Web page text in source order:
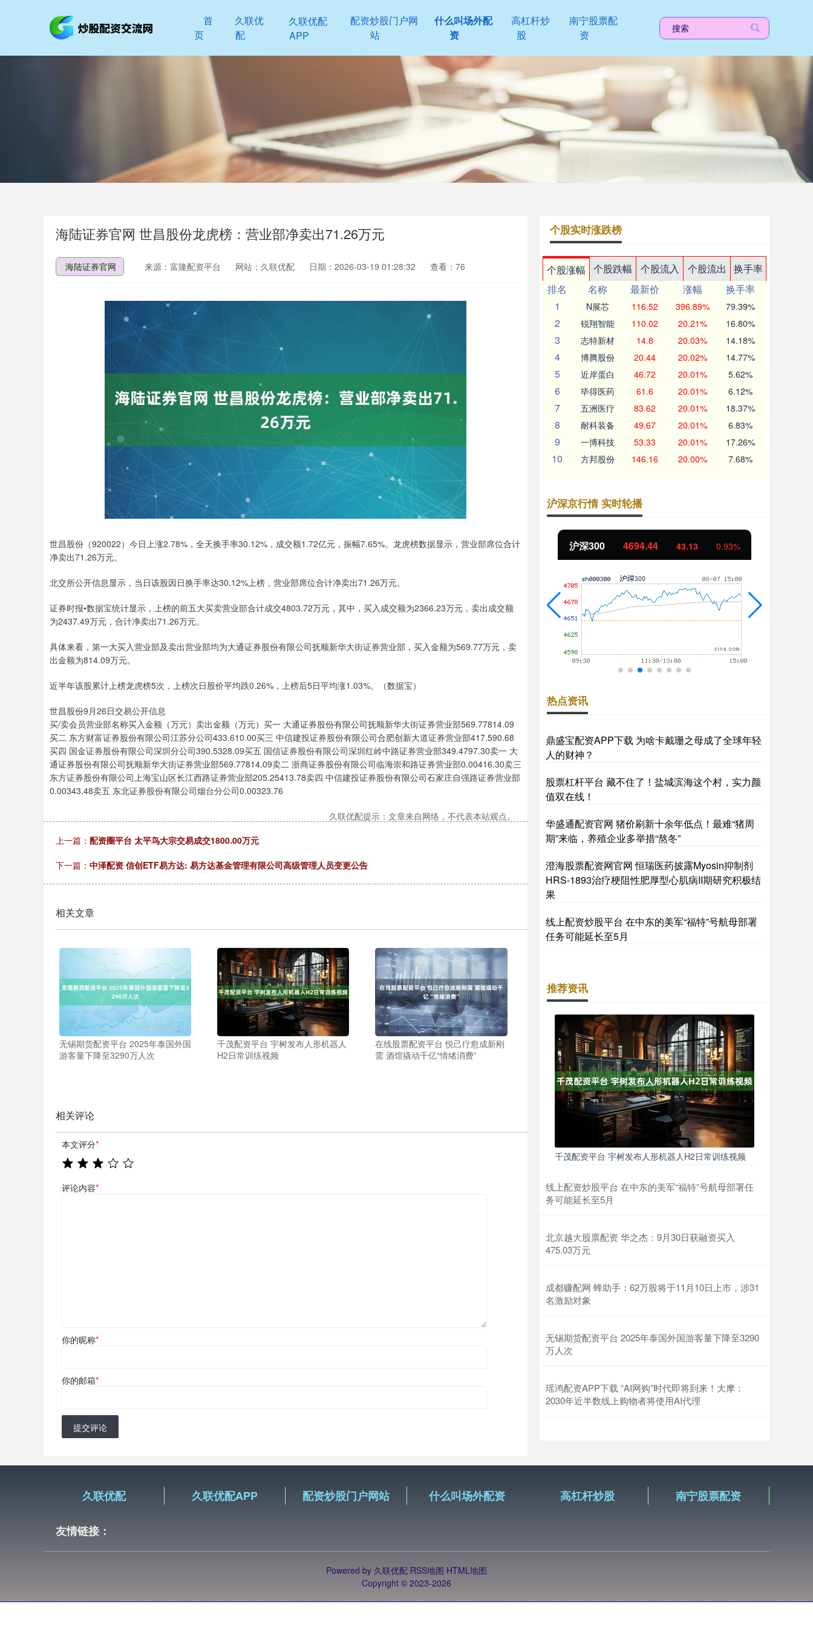
首
页
久联优
配
久联优配
APP
配资炒股门户网
站
什么叫场外配
资
高杠杆炒
股
南宁股票配
资
海陆证券官网 世昌股份龙虎榜：营业部净卖出71.26万元
海陆证券官网 来源：富隆配资平台 网站：久联优配 日期：2026-03-19 01:28:32 查看：76
世昌股份（920022）今日上涨2.78%，全天换手率30.12%，成交额1.72亿元，振幅7.65%。龙虎榜数据显示，营业部席位合计
净卖出71.26万元。
北交所公开信息显示，当日该股因日换手率达30.12%上榜，营业部席位合计净卖出71.26万元。
证券时报•数据宝统计显示，上榜的前五大买卖营业部合计成交4803.72万元，其中，买入成交额为2366.23万元，卖出成交额
为2437.49万元，合计净卖出71.26万元。
具体来看，第一大买入营业部及卖出营业部均为大通证券股份有限公司抚顺新华大街证券营业部，买入金额为569.77万元，卖
出金额为814.09万元。
近半年该股累计上榜龙虎榜5次，上榜次日股价平均跌0.26%，上榜后5日平均涨1.03%。（数据宝）
世昌股份9月26日交易公开信息
买/卖会员营业部名称买入金额（万元）卖出金额（万元）买一 大通证券股份有限公司抚顺新华大街证券营业部569.77814.09
买二 东方财富证券股份有限公司江苏分公司433.610.00买三 中信建投证券股份有限公司合肥创新大道证券营业部417.590.68
买四 国金证券股份有限公司深圳分公司390.5328.09买五 国信证券股份有限公司深圳红岭中路证券营业部349.4797.30卖一 大
通证券股份有限公司抚顺新华大街证券营业部569.77814.09卖二 浙商证券股份有限公司临海崇和路证券营业部0.00416.30卖三
东方证券股份有限公司上海宝山区长江西路证券营业部205.25413.78卖四 中信建投证券股份有限公司石家庄自强路证券营业部
0.00343.48卖五 东北证券股份有限公司烟台分公司0.00323.76
久联优配提示：文章来自网络，不代表本站观点。
上一篇： 配资圈平台 太平鸟大宗交易成交1800.00万元
下一篇： 中泽配资 信创ETF易方达: 易方达基金管理有限公司高级管理人员变更公告
相关文章
无锡期货配资平台 2025年泰国外国
游客量下降至3290万人次
千茂配资平台 宇树发布人形机器人
H2日常训练视频
在线股票配资平台 悦己疗愈成新刚
需 酒馆撬动千亿“情绪消费”
相关评论
本文评分*
评论内容*
你的昵称*
你的邮箱*
提交评论
个股实时涨跌榜
个股涨幅 个股跌幅 个股流入 个股流出
换手率
排名
名称 最新价 涨幅
换手率
1
N展芯 116.52 396.89% 79.39%
2 锐翔智能 110.02 20.21% 16.80%
3 志特新材 14.8 20.03% 14.18%
4 博腾股份 20.44 20.02% 14.77%
5 近岸蛋白 46.72 20.01% 5.62%
6 毕得医药 61.6 20.01% 6.12%
7 五洲医疗 83.62 20.01% 18.37%
8 耐科装备 49.67 20.01% 6.83%
9 一博科技 53.33 20.01% 17.26%
10 方邦股份 146.16 20.00% 7.68%
沪深京行情 实时轮播
2.13% 上证指数 3940.04 39.68 1.02% 深证成指 14311.01 200.89 1.42% 沪深300 4694.44 43.13 0.93%
热点资讯
鼎盛宝配资APP下载 为啥卡戴珊之母成了全球年轻
人的财神？
股票杠杆平台 藏不住了！盐城滨海这个村，实力颜
值双在线！
华盛通配资官网 猪价刷新十余年低点！最难“猪周
期”来临，养殖企业多举措“熬冬”
澄海股票配资网官网 恒瑞医药披露Myosin抑制剂
HRS-1893治疗梗阻性肥厚型心肌病II期研究积极结
果
线上配资炒股平台 在中东的美军“福特”号航母部署
任务可能延长至5月
推荐资讯
千茂配资平台 宇树发布人形机器人H2日常训练视频
线上配资炒股平台 在中东的美军“福特”号航母部署任
务可能延长至5月
北京越大股票配资 华之杰：9月30日获融资买入
475.03万元
成都赚配网 蜂助手：62万股将于11月10日上市，涉31
名激励对象
无锡期货配资平台 2025年泰国外国游客量下降至3290
万人次
瑶鸿配资APP下载 “AI网购”时代即将到来！大摩：
2030年近半数线上购物者将使用AI代理
久联优配 久联优配APP 配资炒股门户网站 什么叫场外配资 高杠杆炒股 南宁股票配资
友情链接：
Powered by 久联优配 RSS地图 HTML地图
Copyright © 2023-2026